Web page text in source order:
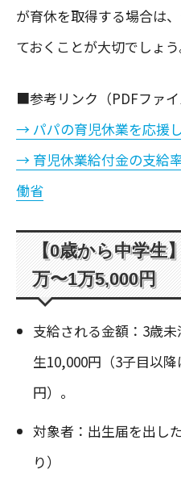
が育休を取得する場合は
ておくことが大切でしょう
■参考リンク（PDFファイ
→ パパの育児休業を応援
→ 育児休業給付金の支給
働省
【0歳から中学生
万〜1万5,000円
支給される金額：3歳
生10,000円（3子目以
円）。
対象者：出生届を出し
り）